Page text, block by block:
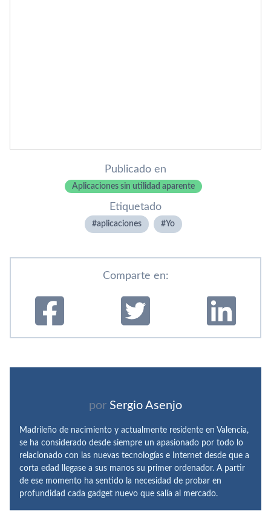
Publicado en
Aplicaciones sin utilidad aparente
Etiquetado
aplicaciones Yo
Comparte en:
por Sergio Asenjo
Madrileño de nacimiento y actualmente residente en Valencia,
se ha considerado desde siempre un apasionado por todo lo
relacionado con las nuevas tecnologías e Internet desde que a
corta edad llegase a sus manos su primer ordenador. A partir
de ese momento ha sentido la necesidad de probar en
profundidad cada gadget nuevo que salía al mercado.